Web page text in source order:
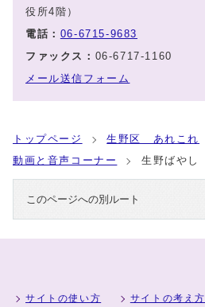
役所4階）
電話： 06-6715-9683
ファックス： 06-6717-1160
メール送信フォーム
トップページ 生野区 あれこれ
動画と音声コーナー
生野ばやし
このページへの別ルート
サイトの使い方 サイトの考え方